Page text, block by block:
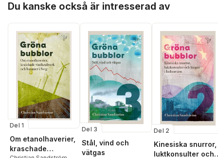
Grafström,Joakim
PM Nilsson,Maria
Sunér
Grafström
PM Nilsson,Maria
Sunér
Du kanske också är intresserad av
Del 1
Om etanolhaverier,
kraschade
Del 3
Stål, vind och
vätgas
Del 2
Kinesiska snurror,
luktkonsulter och